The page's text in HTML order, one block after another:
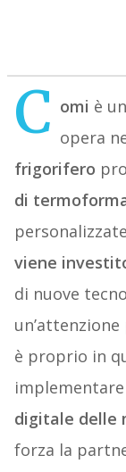
C omi è
opera
frigorifero
di
viene
di nuove
è proprio in
digitale delle
forza la